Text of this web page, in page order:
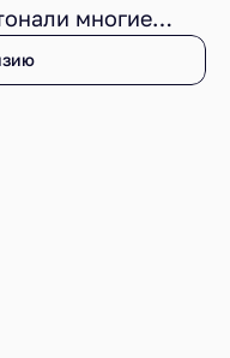
многие
включая
Комма, давали
рюмочная
лентах и